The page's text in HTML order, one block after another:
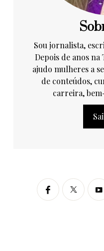
Sou jornalista,
Depois de anos na
ajudo mulheres a
de conteúdos,
carreira,